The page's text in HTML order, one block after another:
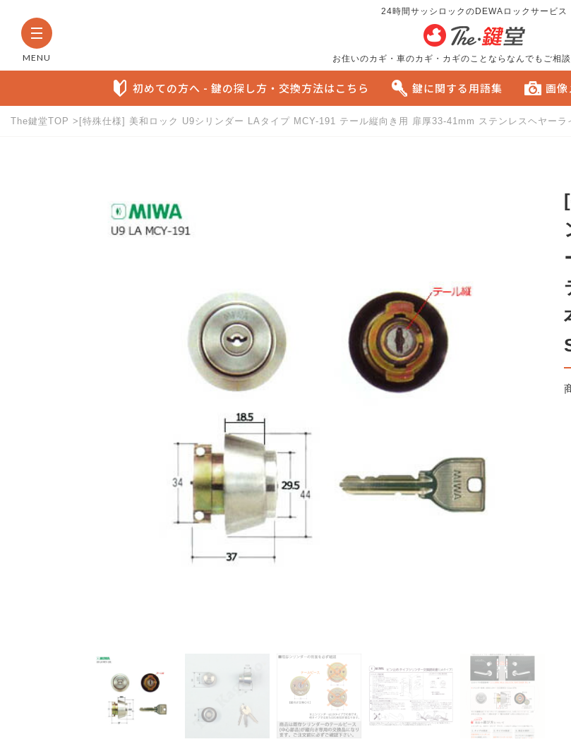
MENU
24時間サッシロックのDEWAロックサービス
お住いのカギ・車のカギ・カギのことならなんでもご相談
初めての方へ - 鍵の探し方・交換方法はこちら 鍵に関する用語集 画像
The鍵堂TOP [特殊仕様] 美和ロック U9シリンダー LAタイプ MCY-191 テール縦向き用 扉厚33-41mm ステンレスヘヤー